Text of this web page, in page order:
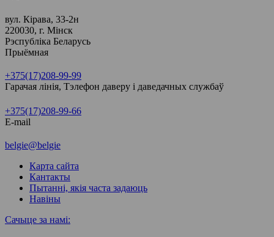
вул. Кірава, 33-2н
220030, г. Мінск
Рэспубліка Беларусь
Прыёмная
+375(17)208-99-99
Гарачая лінія, Тэлефон даверу і даведачных службаў
+375(17)208-99-66
E-mail
belgie@belgie
Карта сайта
Кантакты
Пытанні, якія часта задаюць
Навіны
Сачыце за намі: